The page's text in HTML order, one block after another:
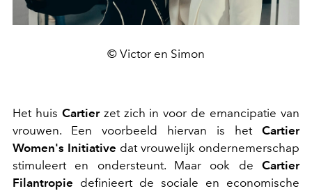
© Victor en Simon
Het huis Cartierzet zich in voor de emancipatie van
vrouwen. Een voorbeeld hiervan is het Cartier
Women's Initiative dat vrouwelijk ondernemerschap
stimuleert en ondersteunt. Maar ook de Cartier
Filantropie definieert de sociale en economische